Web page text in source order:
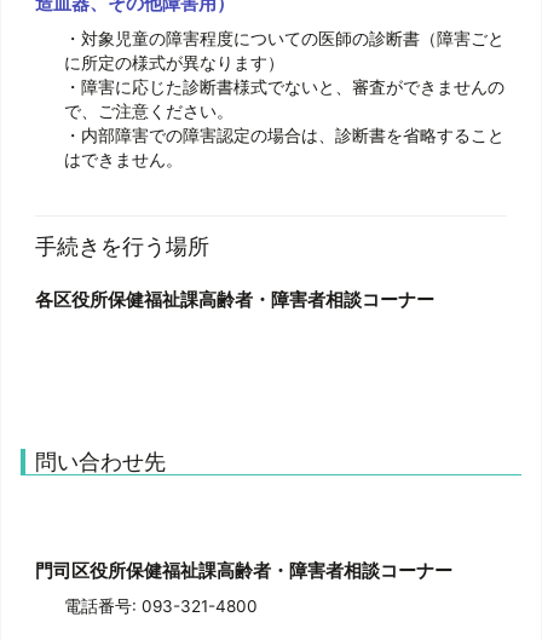
・対象児童の障害程度についての医師の診断書（障害ごと
に所定の様式が異なります）
・障害に応じた診断書様式でないと、審査ができませんの
で、ご注意ください。
・内部障害での障害認定の場合は、診断書を省略すること
はできません。
手続きを行う場所
各区役所保健福祉課高齢者・障害者相談コーナー
問い合わせ先
電話番号: 093-321-4800